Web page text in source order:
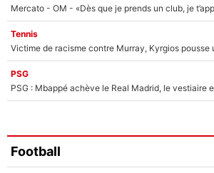
Tennis
PSG
PSG : Mbappé achève le Real Madrid, le vestiaire
Football